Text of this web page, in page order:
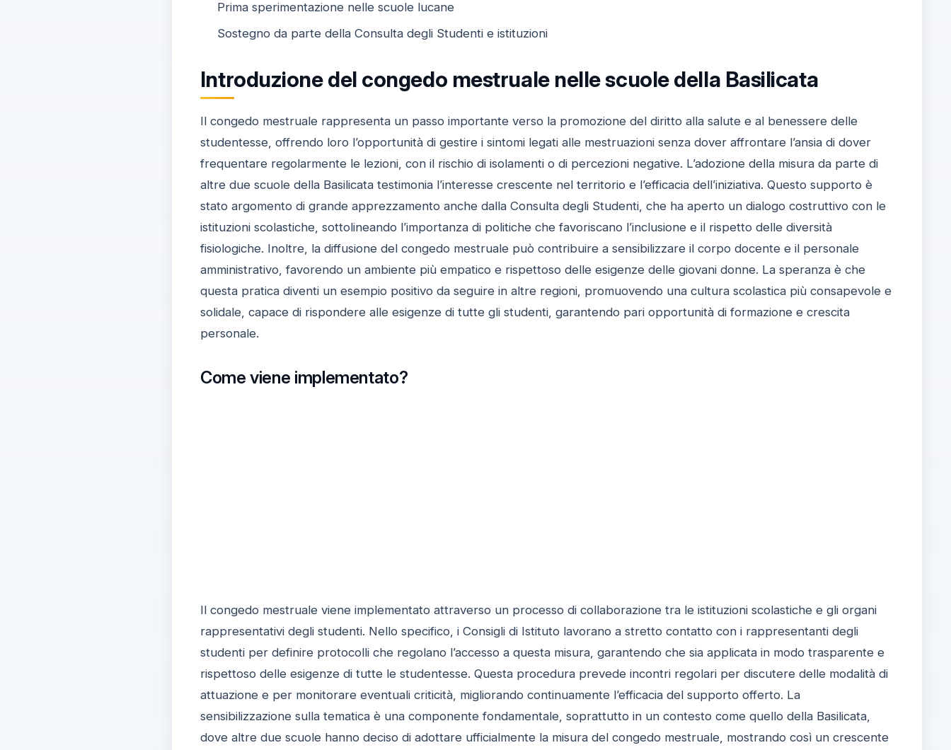
Prima sperimentazione nelle scuole lucane
Sostegno da parte della Consulta degli Studenti e istituzioni
Introduzione del congedo mestruale nelle scuole della Basilicata
Il congedo mestruale rappresenta un passo importante verso la promozione del diritto alla salute e al benessere delle
studentesse, offrendo loro l’opportunità di gestire i sintomi legati alle mestruazioni senza dover affrontare l’ansia di dover
frequentare regolarmente le lezioni, con il rischio di isolamenti o di percezioni negative. L’adozione della misura da parte di
altre due scuole della Basilicata testimonia l’interesse crescente nel territorio e l’efficacia dell’iniziativa. Questo supporto è
stato argomento di grande apprezzamento anche dalla Consulta degli Studenti, che ha aperto un dialogo costruttivo con le
istituzioni scolastiche, sottolineando l’importanza di politiche che favoriscano l’inclusione e il rispetto delle diversità
fisiologiche. Inoltre, la diffusione del congedo mestruale può contribuire a sensibilizzare il corpo docente e il personale
amministrativo, favorendo un ambiente più empatico e rispettoso delle esigenze delle giovani donne. La speranza è che
questa pratica diventi un esempio positivo da seguire in altre regioni, promuovendo una cultura scolastica più consapevole e
solidale, capace di rispondere alle esigenze di tutte gli studenti, garantendo pari opportunità di formazione e crescita
personale.
Come viene implementato?
Il congedo mestruale viene implementato attraverso un processo di collaborazione tra le istituzioni scolastiche e gli organi
rappresentativi degli studenti. Nello specifico, i Consigli di Istituto lavorano a stretto contatto con i rappresentanti degli
studenti per definire protocolli che regolano l’accesso a questa misura, garantendo che sia applicata in modo trasparente e
rispettoso delle esigenze di tutte le studentesse. Questa procedura prevede incontri regolari per discutere delle modalità di
attuazione e per monitorare eventuali criticità, migliorando continuamente l’efficacia del supporto offerto. La
sensibilizzazione sulla tematica è una componente fondamentale, soprattutto in un contesto come quello della Basilicata,
dove altre due scuole hanno deciso di adottare ufficialmente la misura del congedo mestruale, mostrando così un crescente